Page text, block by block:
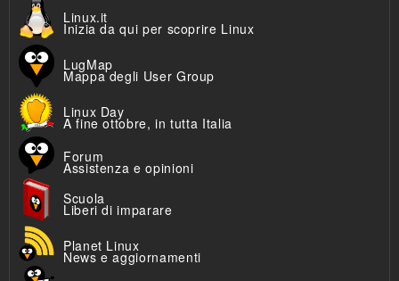
Linux.it
Inizia da qui per scoprire Linux
LugMap
Mappa degli User Group
Linux Day
A fine ottobre, in tutta Italia
Forum
Assistenza e opinioni
Scuola
Liberi di imparare
Planet Linux
News e aggiornamenti